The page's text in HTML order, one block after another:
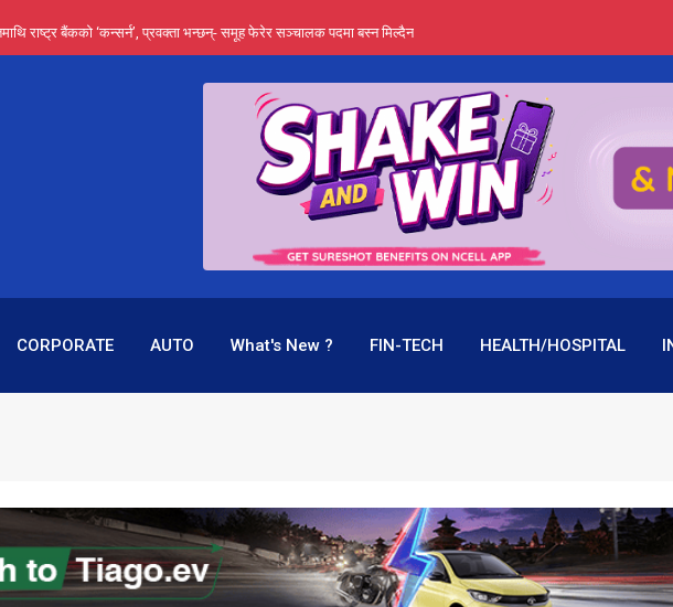
राष्ट्र बैंकको ‘कन्सर्न’, प्रवक्ता भन्छन्- समूह फेरेर सञ्चालक पदमा बस्न मिल्दैन
कर्मचारीमाथि हदैसम्मको विभेदः एउटै पदमा दुई थरि तलब, वर्षमै ९२ हजार घाटा !
दमदार छलाङ, सेयरधनीलाई २० प्रतिशत लाभांश दिने क्षमता
सर्वसाधारणबाट छिरेका बस्नेत संस्थापक बनेर निरन्तर, राष्ट्र बैंक किन मौन ?
CORPORATE AUTO What's New ? FIN-TECH HEALTH/HOSPITAL